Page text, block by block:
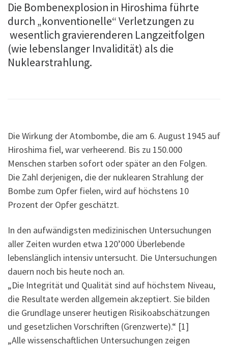
Die Bombenexplosion in Hiroshima führte
durch „konventionelle“ Verletzungen zu
wesentlich gravierenderen Langzeitfolgen
(wie lebenslanger Invalidität) als die
Nuklearstrahlung.
Die Wirkung der Atombombe, die am 6. August 1945 auf
Hiroshima fiel, war verheerend. Bis zu 150.000
Menschen starben sofort oder später an den Folgen.
Die Zahl derjenigen, die der nuklearen Strahlung der
Bombe zum Opfer fielen, wird auf höchstens 10
Prozent der Opfer geschätzt.
In den aufwändigsten medizinischen Untersuchungen
aller Zeiten wurden etwa 120’000 Überlebende
lebenslänglich intensiv untersucht. Die Untersuchungen
dauern noch bis heute noch an.
„Die Integrität und Qualität sind auf höchstem Niveau,
die Resultate werden allgemein akzeptiert. Sie bilden
die Grundlage unserer heutigen Risikoabschätzungen
und gesetzlichen Vorschriften (Grenzwerte).“ [1]
„Alle wissenschaftlichen Untersuchungen zeigen